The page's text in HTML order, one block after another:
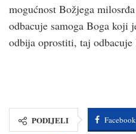
mogućnost Božjega
odbacuje samoga Boga koji
odbija oprostiti, taj odbacuje
PODIJELI Facebook